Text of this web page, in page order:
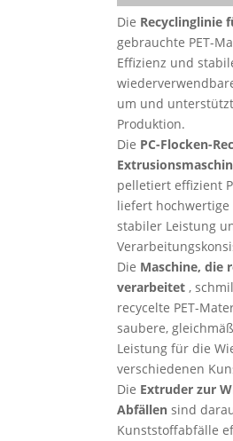
Die Recyclinglinie
gebrauchte PET-
Effizienz und
um und
Produktion.
Die PC-Flocken-
pelletiert effizient
liefert hochwertige
stabiler Leistung
Die Maschine, die
verarbeitet ,
recycelte PET-
saubere,
Leistung für die
verschiedenen
Die Extruder zur
Abfällen sind
Kunststoffabfälle